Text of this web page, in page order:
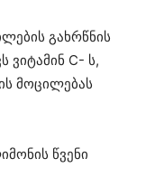
გახრწნის
ვიტამინ C- ს,
მოცილებას
წვენი